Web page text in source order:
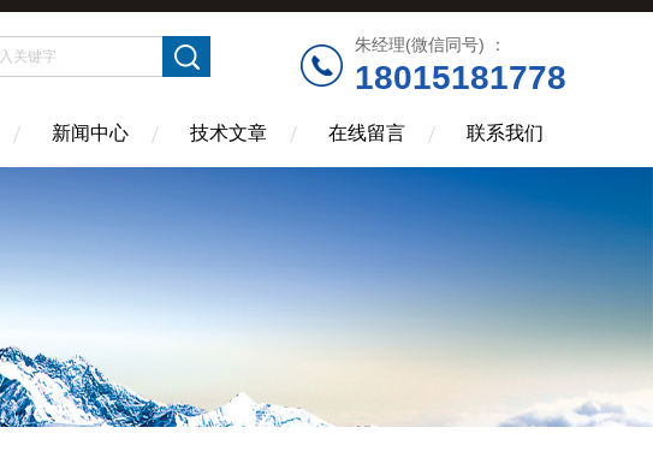
朱经理(微信同号) ：
18015181778
新闻中心 技术文章 在线留言 联系我们